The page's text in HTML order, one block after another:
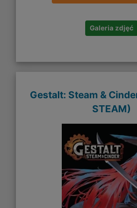
Galeria zdjęć
Gestalt: Steam &
STEAM)